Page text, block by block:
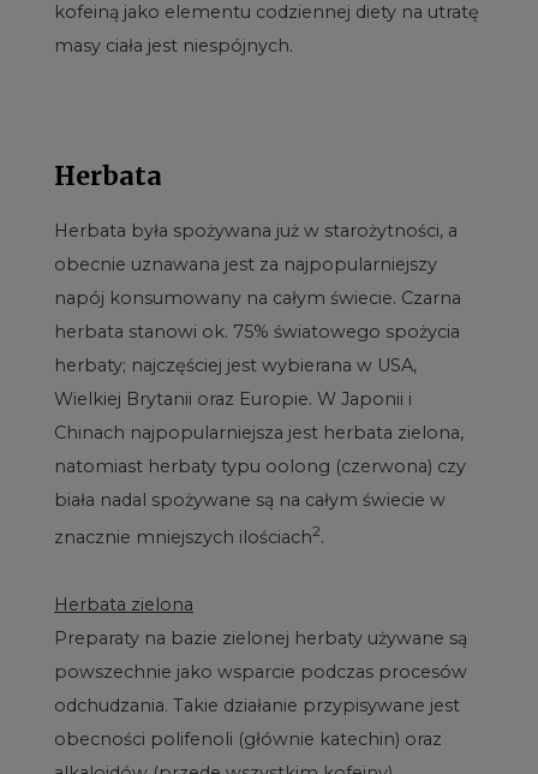
kofeiną jako elementu codziennej diety na utratę
masy ciała jest niespójnych.
Herbata
Herbata była spożywana już w starożytności, a
obecnie uznawana jest za najpopularniejszy
napój konsumowany na całym świecie. Czarna
herbata stanowi ok. 75% światowego spożycia
herbaty; najczęściej jest wybierana w USA,
Wielkiej Brytanii oraz Europie. W Japonii i
Chinach najpopularniejsza jest herbata zielona,
natomiast herbaty typu oolong (czerwona) czy
biała nadal spożywane są na całym świecie w
znacznie mniejszych ilościach2.
Herbata zielona
Preparaty na bazie zielonej herbaty używane są
powszechnie jako wsparcie podczas procesów
odchudzania. Takie działanie przypisywane jest
obecności polifenoli (głównie katechin) oraz